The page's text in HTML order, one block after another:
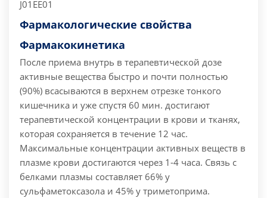
J01EE01
Фармакологические свойства
Фармакокинетика
После приема внутрь в терапевтической дозе
активные вещества быстро и почти полностью
(90%) всасываются в верхнем отрезке тонкого
кишечника и уже спустя 60 мин. достигают
терапевтической концентрации в крови и тканях,
которая сохраняется в течение 12 час.
Максимальные концентрации активных веществ в
плазме крови достигаются через 1-4 часа. Связь с
белками плазмы составляет 66% у
сульфаметоксазола и 45% у триметоприма.